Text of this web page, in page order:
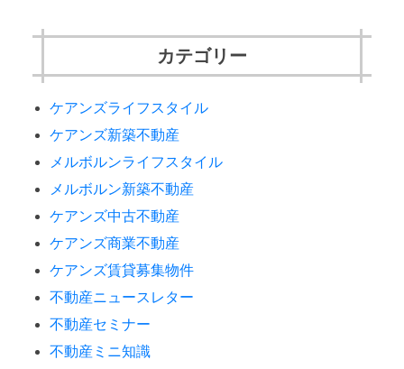
カテゴリー
ケアンズライフスタイル
ケアンズ新築不動産
メルボルンライフスタイル
メルボルン新築不動産
ケアンズ中古不動産
ケアンズ商業不動産
ケアンズ賃貸募集物件
不動産ニュースレター
不動産セミナー
不動産ミニ知識